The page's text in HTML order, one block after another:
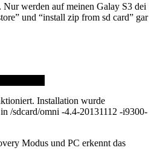
Nur werden auf meinen Galay S3 dei
und “install zip from sd card” gar
Installation wurde
/sdcard/omni -4.4-20131112 -i9300-
Modus und PC erkennt das